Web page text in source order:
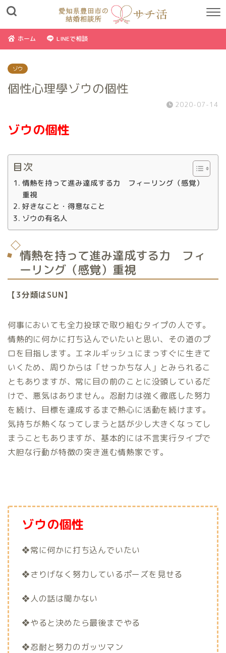
ホーム LINEで相談
ゾウ
個性心理學ゾウの個性
2020-07-14
ゾウの個性
目次
情熱を持って進み達成する力 フィーリング（感覚）
重視
好きなこと・得意なこと
ゾウの有名人
情熱を持って進み達成する力 フィ
ーリング（感覚）重視
【3分類はSUN】
何事においても全力投球で取り組むタイプの人です。
情熱的に何かに打ち込んでいたいと思い、その道のプ
ロを目指します。エネルギッシュにまっすぐに生きて
いくため、周りからは「せっかちな人」とみられるこ
ともありますが、常に目の前のことに没頭しているだ
けで、悪気はありません。忍耐力は強く徹底した努力
を続け、目標を達成するまで熱心に活動を続けます。
気持ちが熱くなってしまうと話が少し大きくなってし
まうこともありますが、基本的には不言実行タイプで
大胆な行動が特徴の突き進む情熱家です。
ゾウの個性
❖常に何かに打ち込んでいたい
❖さりげなく努力しているポーズを見せる
❖人の話は聞かない
❖やると決めたら最後までやる
❖忍耐と努力のガッツマン